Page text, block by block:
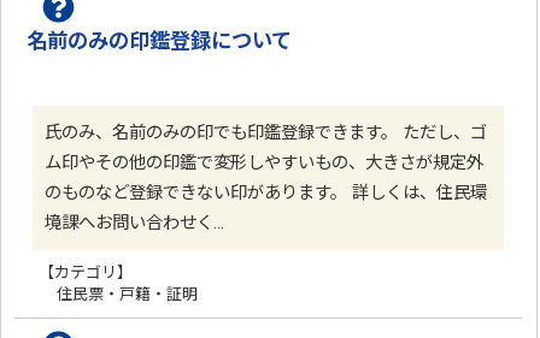
名前のみの印鑑登録について
氏のみ、名前のみの印でも印鑑登録できます。 ただし、ゴ
ム印やその他の印鑑で変形しやすいもの、大きさが規定外
のものなど登録できない印があります。 詳しくは、住民環
境課へお問い合わせく…
【カテゴリ】
住民票・戸籍・証明